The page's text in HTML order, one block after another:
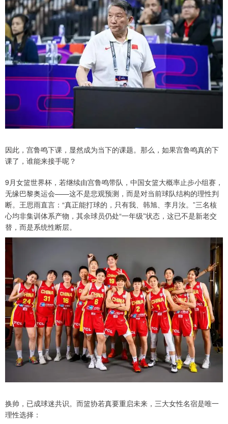
因此，宫鲁鸣下课，显然成为当下的课题。那么，如果宫鲁鸣真的下
课了，谁能来接手呢？
9月女篮世界杯，若继续由宫鲁鸣带队，中国女篮大概率止步小组赛，
无缘巴黎奥运会——这不是悲观预测，而是对当前球队结构的理性判
断。王思雨直言：“真正能打球的，只有我、韩旭、李月汝。”三名核
心均非集训体系产物，其余球员仍处“一年级”状态，这已不是新老交
替，而是系统性断层。
换帅，已成球迷共识。而篮协若真要重启未来，三大女性名宿是唯一
理性选择：